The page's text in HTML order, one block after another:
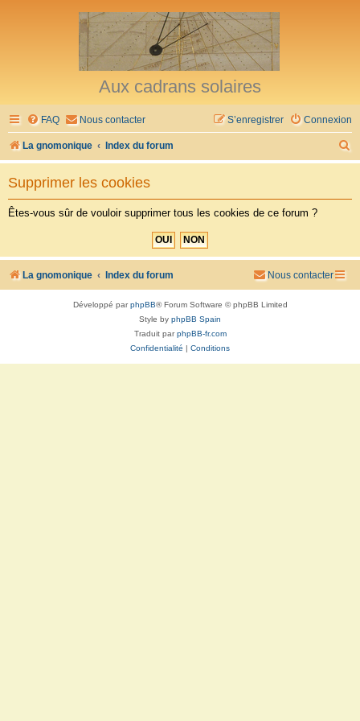
Aux cadrans solaires
FAQ Nous contacter Connexion
S’enregistrer
La gnomonique Index du forum
e
h
Supprimer les cookies
Êtes-vous sûr de vouloir supprimer tous les cookies de ce forum ?
La gnomonique Index du forum Nous contacter
Développé parphpBB® Forum Software © phpBB Limited
Style by phpBB Spain
Traduit parphpBB-fr.com
Confidentialité | Conditions